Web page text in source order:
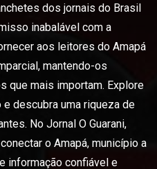
dos jornais do Brasil
inabalável com a
aos leitores do Amapá
mantendo-os
que mais importam. Explore
descubra uma riqueza de
No Jornal O Guarani,
o Amapá, município a
informação confiável e